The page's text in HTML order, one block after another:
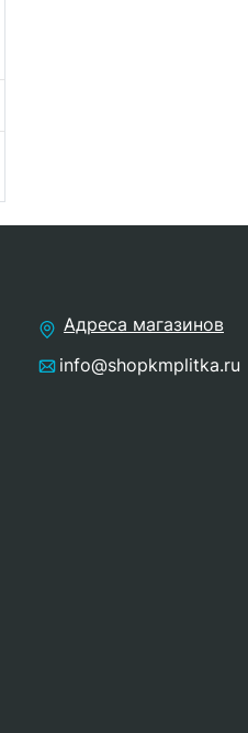
Адреса магазинов
info@shopkmplitka.ru